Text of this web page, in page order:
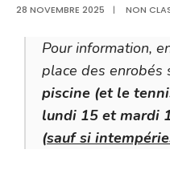
28 NOVEMBRE 2025 | NON
Pour information,
place des enrobés
piscine (et le
lundi 15 et mardi
(sauf si